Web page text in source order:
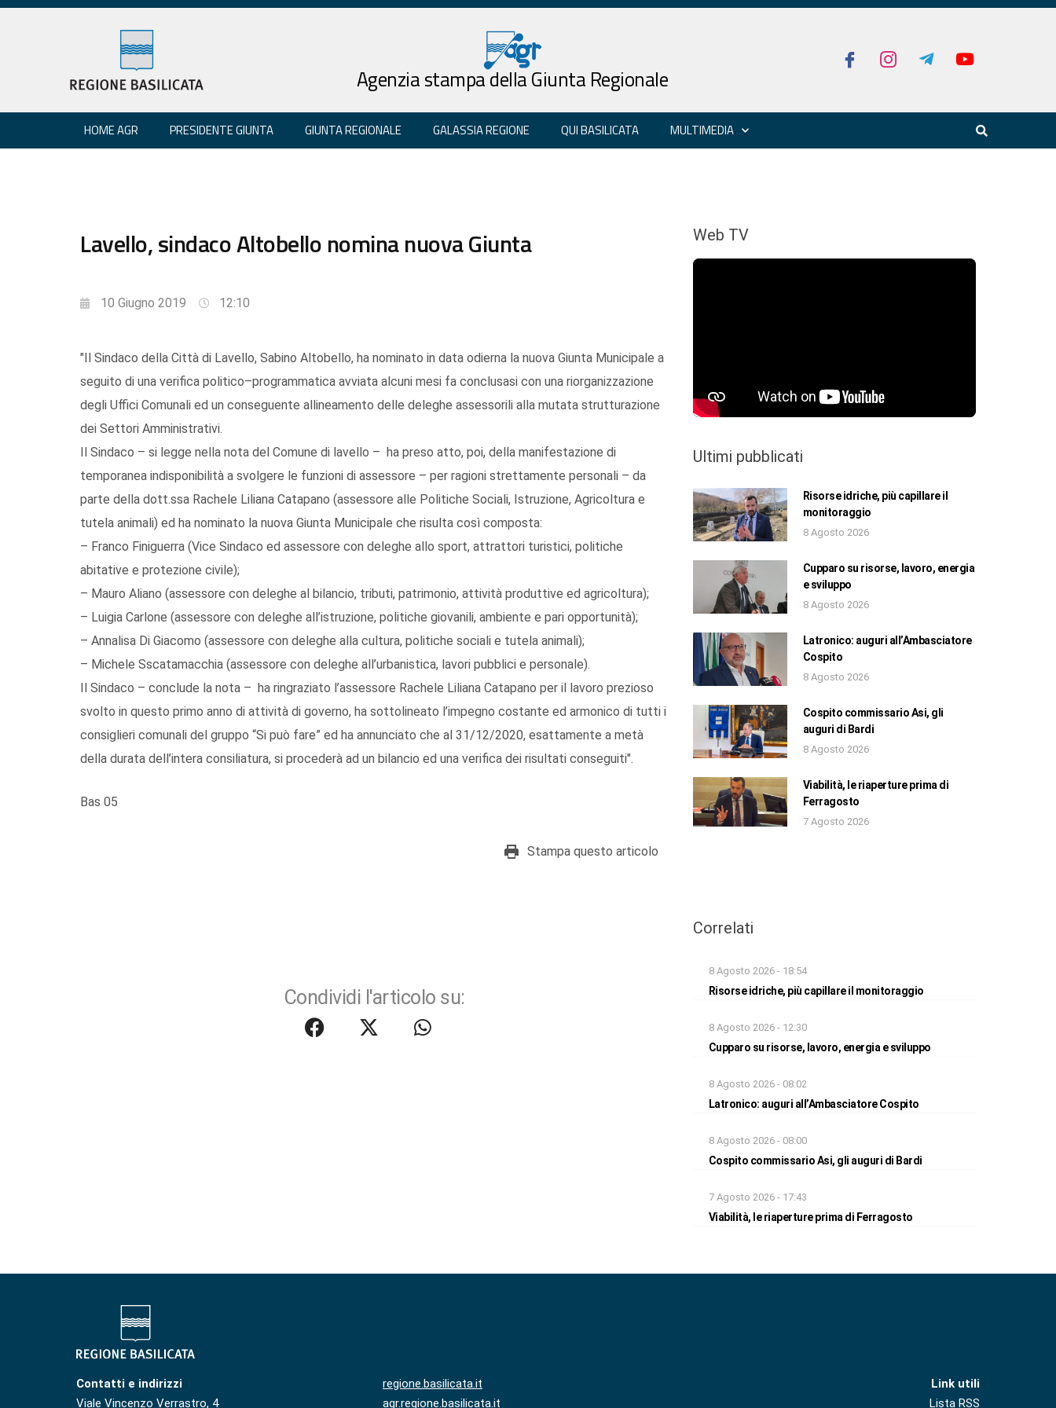
Agenzia stampa della Giunta Regionale
HOME AGR PRESIDENTE GIUNTA GIUNTA REGIONALE GALASSIA REGIONE QUI BASILICATA MULTIMEDIA
Lavello, sindaco Altobello nomina nuova Giunta
10 Giugno 2019 12:10
"Il Sindaco della Città di Lavello, Sabino Altobello, ha nominato in data odierna la nuova Giunta Municipale a
seguito di una verifica politico–programmatica avviata alcuni mesi fa conclusasi con una riorganizzazione
degli Uffici Comunali ed un conseguente allineamento delle deleghe assessorili alla mutata strutturazione
dei Settori Amministrativi.
Il Sindaco – si legge nella nota del Comune di lavello – ha preso atto, poi, della manifestazione di
temporanea indisponibilità a svolgere le funzioni di assessore – per ragioni strettamente personali – da
parte della dott.ssa Rachele Liliana Catapano (assessore alle Politiche Sociali, Istruzione, Agricoltura e
tutela animali) ed ha nominato la nuova Giunta Municipale che risulta così composta:
– Franco Finiguerra (Vice Sindaco ed assessore con deleghe allo sport, attrattori turistici, politiche
abitative e protezione civile);
– Mauro Aliano (assessore con deleghe al bilancio, tributi, patrimonio, attività produttive ed agricoltura);
– Luigia Carlone (assessore con deleghe all’istruzione, politiche giovanili, ambiente e pari opportunità);
– Annalisa Di Giacomo (assessore con deleghe alla cultura, politiche sociali e tutela animali);
– Michele Sscatamacchia (assessore con deleghe all’urbanistica, lavori pubblici e personale).
Il Sindaco – conclude la nota – ha ringraziato l’assessore Rachele Liliana Catapano per il lavoro prezioso
svolto in questo primo anno di attività di governo, ha sottolineato l’impegno costante ed armonico di tutti i
consiglieri comunali del gruppo “Si può fare” ed ha annunciato che al 31/12/2020, esattamente a metà
della durata dell’intera consiliatura, si procederà ad un bilancio ed una verifica dei risultati conseguiti".
Bas 05
Stampa questo articolo
Condividi l'articolo su:
Web TV
Ultimi pubblicati
Risorse idriche, più capillare il
monitoraggio
8 Agosto 2026
Cupparo su risorse, lavoro, energia
e sviluppo
8 Agosto 2026
Latronico: auguri all’Ambasciatore
Cospito
8 Agosto 2026
Cospito commissario Asi, gli
auguri di Bardi
8 Agosto 2026
Viabilità, le riaperture prima di
Ferragosto
7 Agosto 2026
Correlati
8 Agosto 2026 - 18:54
Risorse idriche, più capillare il monitoraggio
8 Agosto 2026 - 12:30
Cupparo su risorse, lavoro, energia e sviluppo
8 Agosto 2026 - 08:02
Latronico: auguri all’Ambasciatore Cospito
8 Agosto 2026 - 08:00
Cospito commissario Asi, gli auguri di Bardi
7 Agosto 2026 - 17:43
Viabilità, le riaperture prima di Ferragosto
Contatti e indirizzi
Viale Vincenzo Verrastro, 4
regione.basilicata.it
agr.regione.basilicata.it
Link utili
Lista RSS